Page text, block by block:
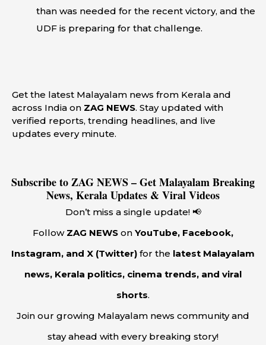
than was needed for the recent victory, and the
UDF is preparing for that challenge.
Get the latest Malayalam news from Kerala and
across India on ZAG NEWS. Stay updated with
verified reports, trending headlines, and live
updates every minute.
Subscribe to ZAG NEWS – Get Malayalam Breaking
News, Kerala Updates & Viral Videos
Don’t miss a single update! 📢
Follow ZAG NEWS on YouTube, Facebook,
Instagram, and X (Twitter) for the latest Malayalam
news, Kerala politics, cinema trends, and viral
shorts.
Join our growing Malayalam news community and
stay ahead with every breaking story!